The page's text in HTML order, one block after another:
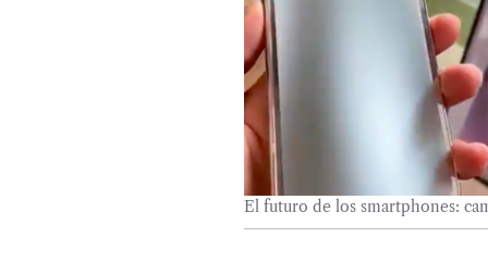
El futuro de los smartphones: